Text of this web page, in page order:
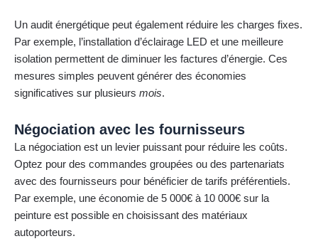
Un audit énergétique peut également réduire les charges fixes.
Par exemple, l’installation d’éclairage LED et une meilleure
isolation permettent de diminuer les factures d’énergie. Ces
mesures simples peuvent générer des économies
significatives sur plusieurs mois.
Négociation avec les fournisseurs
La négociation est un levier puissant pour réduire les coûts.
Optez pour des commandes groupées ou des partenariats
avec des fournisseurs pour bénéficier de tarifs préférentiels.
Par exemple, une économie de 5 000€ à 10 000€ sur la
peinture est possible en choisissant des matériaux
autoporteurs.